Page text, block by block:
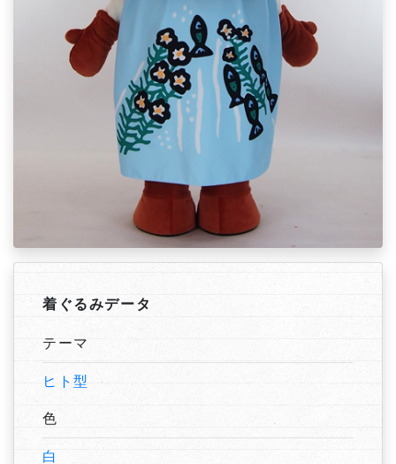
着ぐるみデータ
テーマ
ヒト型
色
白